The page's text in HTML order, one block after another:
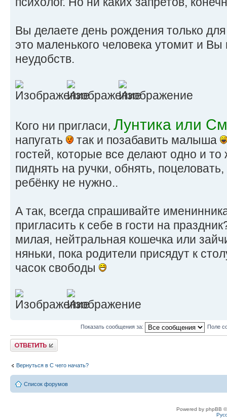
Вы делаете день рождения только
это маленького человека утомит и Вы
неудобств.
Кого ни пригласи, Лунтика или
напугать
так и позабавить малыша
гостей, которые все делают одно и
пиднять на ручки, обнять,
ребёнку не нужно..
А так, всегда спрашивайте
пригласить к себе в гости на
милая, нейтральная кошечка или
няньки, пока родители присядут к
часок свободы
Показать сообщения за: Поле
Ответить
Вернуться в С чего начать?
Список форумов
Powered by phpBB